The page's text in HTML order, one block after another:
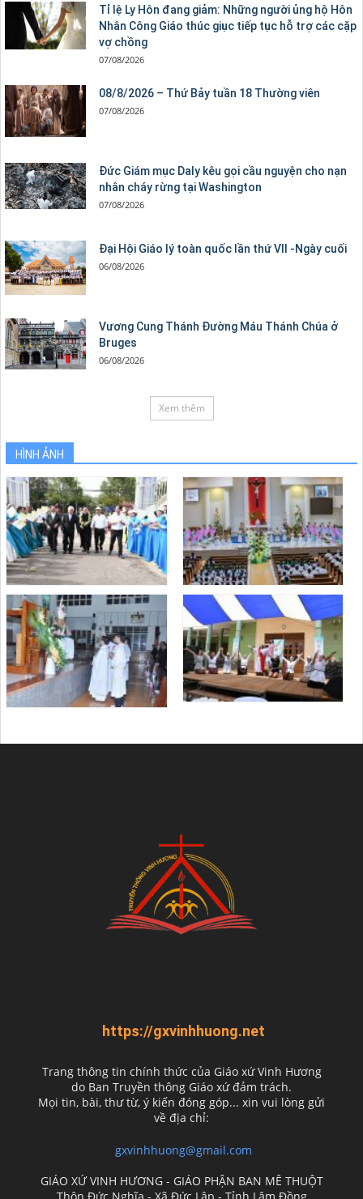
Tỉ lệ Ly Hôn đang giảm: Những người ủng hộ Hôn
Nhân Công Giáo thúc giục tiếp tục hỗ trợ các cặp
vợ chồng
07/08/2026
08/8/2026 – Thứ Bảy tuần 18 Thường viên
07/08/2026
Đức Giám mục Daly kêu gọi cầu nguyện cho nạn
nhân cháy rừng tại Washington
07/08/2026
Đại Hội Giáo lý toàn quốc lần thứ VII -Ngày cuối
06/08/2026
Vương Cung Thánh Ðường Máu Thánh Chúa ở
Bruges
06/08/2026
Xem thêm
HÌNH ẢNH
https://gxvinhhuong.net
Trang thông tin chính thức của Giáo xứ Vinh Hương
do Ban Truyền thông Giáo xứ đảm trách.
Mọi tin, bài, thư từ, ý kiến đóng góp... xin vui lòng gửi
về địa chỉ:
gxvinhhuong@gmail.com
GIÁO XỨ VINH HƯƠNG - GIÁO PHẬN BAN MÊ THUỘT